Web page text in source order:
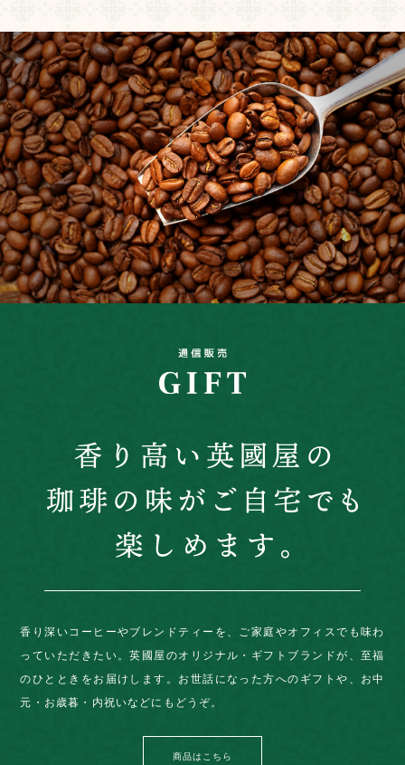
香り深いコーヒーやブレンドティーを、ご家庭やオフィスでも味わ
っていただきたい。英國屋のオリジナル・ギフトブランドが、至福
のひとときをお届けします。お世話になった方へのギフトや、お中
元・お歳暮・内祝いなどにもどうぞ。
商品はこちら